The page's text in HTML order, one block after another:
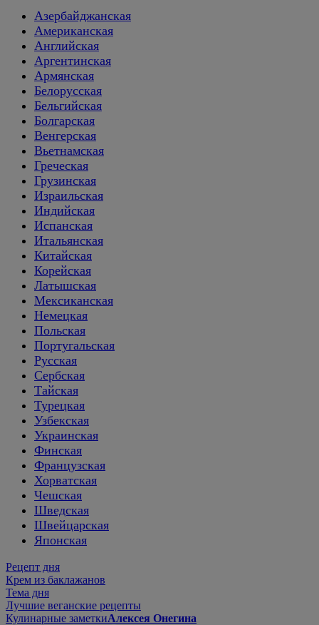
Азербайджанская
Американская
Английская
Аргентинская
Армянская
Белорусская
Бельгийская
Болгарская
Венгерская
Вьетнамская
Греческая
Грузинская
Израильская
Индийская
Испанская
Итальянская
Китайская
Корейская
Латышская
Мексиканская
Немецкая
Польская
Португальская
Русская
Сербская
Тайская
Турецкая
Узбекская
Украинская
Финская
Французская
Хорватская
Чешская
Шведская
Швейцарская
Японская
Рецепт дня
Крем из баклажанов
Тема дня
Лучшие веганские рецепты
Кулинарные заметкиАлексея Онегина